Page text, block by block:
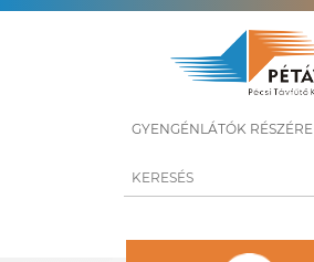
GYENGÉNLÁTÓK RÉSZÉRE
KERESÉS